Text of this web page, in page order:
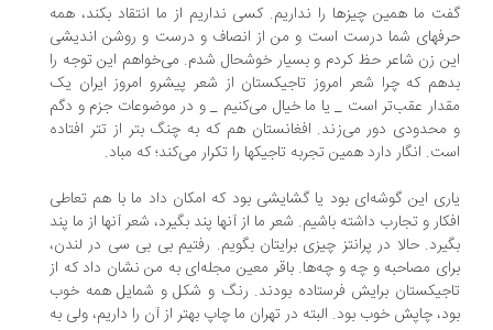
ما همین چیزها را نداریم. کسی نداریم از ما انتقاد بکند، همه
شما درست است و من از انصاف و درست و روشن اندیشی
زن شاعر حظ کردم و بسیار خوشحال شدم. می‌خواهم این توجه را
که چرا شعر امروز تاجیکستان از شعر پیشرو امروز ایران یک
عقب‌تر است _ یا ما خیال می‌کنیم _ و در موضوعات جزم و دگم
دور می‌زند. افغانستان هم که به چنگ بتر از تتر افتاده
انگار دارد همین تجربه تاجیکها را تکرار می‌کند؛ که مباد.
این گوشه‌ای بود یا گشایشی بود که امکان داد ما با هم تعاطی
و تجارب داشته باشیم. شعر ما از آنها پند بگیرد، شعر آنها از ما پند
حالا در پرانتز چیزی برایتان بگویم. رفتیم بی بی سی در لندن،
مصاحبه و چه و چه‌ها. باقر معین مجله‌ای به من نشان داد که از
برایش فرستاده بودند. رنگ و شکل و شمایل همه خوب
چاپش خوب بود. البته در تهران ما چاپ بهتر از آن را داریم، ولی به